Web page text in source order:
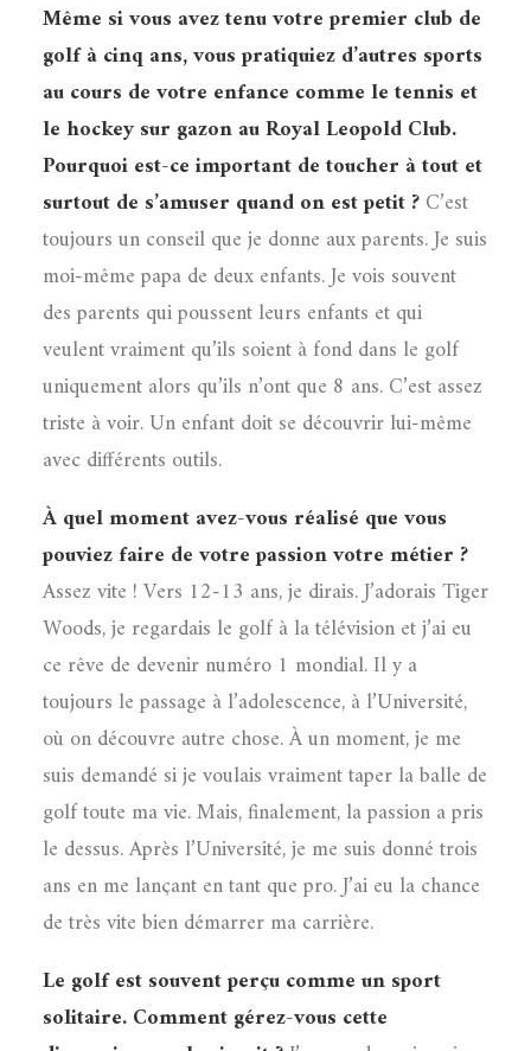
Même si vous avez tenu votre premier club de
golf à cinq ans, vous pratiquiez d’autres sports
au cours de votre enfance comme le tennis et
le hockey sur gazon au Royal Leopold Club.
Pourquoi est-ce important de toucher à tout et
surtout de s’amuser quand on est petit ?C’est
toujours un conseil que je donne aux parents. Je suis
moi-même papa de deux enfants. Je vois souvent
des parents qui poussent leurs enfants et qui
veulent vraiment qu’ils soient à fond dans le golf
uniquement alors qu’ils n’ont que 8 ans. C’est assez
triste à voir. Un enfant doit se découvrir lui-même
avec différents outils.
À quel moment avez-vous réalisé que vous
pouviez faire de votre passion votre métier ?
Assez vite ! Vers 12-13 ans, je dirais. J’adorais Tiger
Woods, je regardais le golf à la télévision et j’ai eu
ce rêve de devenir numéro 1 mondial. Il y a
toujours le passage à l’adolescence, à l’Université,
où on découvre autre chose. À un moment, je me
suis demandé si je voulais vraiment taper la balle de
golf toute ma vie. Mais, finalement, la passion a pris
le dessus. Après l’Université, je me suis donné trois
ans en me lançant en tant que pro. J’ai eu la chance
de très vite bien démarrer ma carrière.
Le golf est souvent perçu comme un sport
solitaire. Comment gérez-vous cette